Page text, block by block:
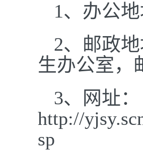
1、办公
2、邮政
生办公室，
3、网址：
http://
sp